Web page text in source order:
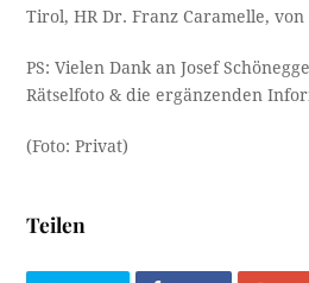
Tirol, HR Dr. Franz Caramelle,
PS: Vielen Dank an Josef
Rätselfoto & die ergänzenden
(Foto: Privat)
Teilen